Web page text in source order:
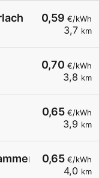
0,59 €/kWh
3,7 km
0,70 €/kWh
3,8 km
0,65 €/kWh
3,9 km
0,65 €/kWh
4,0 km